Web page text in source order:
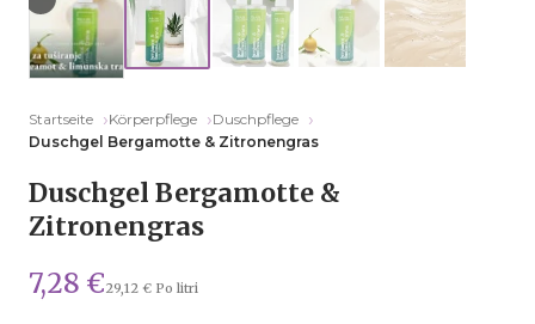
Startseite Körperpflege
Duschpflege
Duschgel Bergamotte & Zitronengras
Duschgel Bergamotte &
Zitronengras
7,28 €29,12 € Po litri